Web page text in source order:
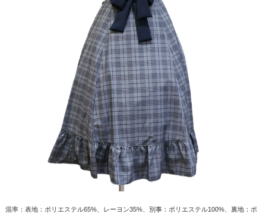
混率：表地：ポリエステル65%、レーヨン35%、別事：ポリエステル100%、裏地：ポ